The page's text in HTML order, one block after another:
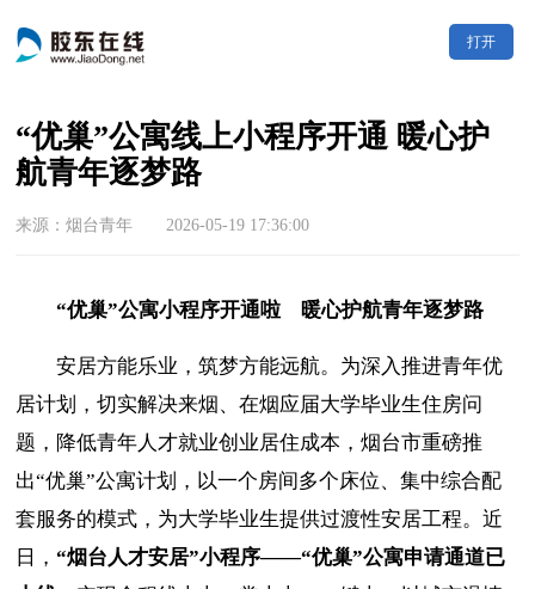
打开
“优巢”公寓线上小程序开通 暖心护
航青年逐梦路
来源：烟台青年 2026-05-19 17:36:00
“优巢”公寓小程序开通啦 暖心护航青年逐梦路
安居方能乐业，筑梦方能远航。为深入推进青年优
居计划，切实解决来烟、在烟应届大学毕业生住房问
题，降低青年人才就业创业居住成本，烟台市重磅推
出“优巢”公寓计划，以一个房间多个床位、集中综合配
套服务的模式，为大学毕业生提供过渡性安居工程。近
日，“烟台人才安居”小程序——“优巢”公寓申请通道已